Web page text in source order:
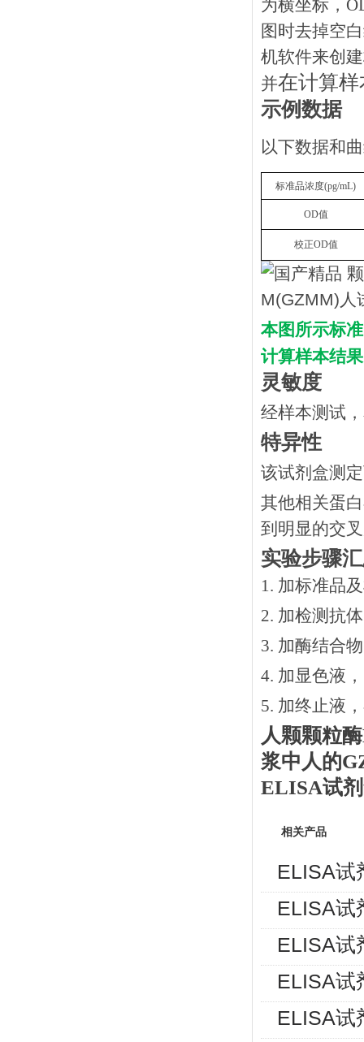
为横坐标，
图时去掉空
机软件来创
并在计算
示例数据
以下数据和
标准品浓度(pg/mL)
OD值
校正OD值
本图所示标
计算样本结果
灵敏度
经样本测试
特异性
该试剂盒测
其他相关蛋
到明显的交
实验步骤
1. 加标准品
2. 加检测抗
3. 加酶结合
4. 加显色液
5. 加终止液
人颗颗粒酶
浆中人的
ELISA试
相关产品
ELISA试
ELISA试
ELISA试
ELISA试
ELISA试